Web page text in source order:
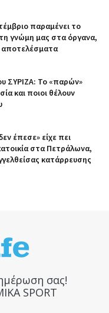
παραμένει το
γνώμη μας στα όργανα,
αποτελέσματα
ΣΥΡΙΖΑ: Το «παρών»
και ποιοι θέλουν
έπεσε» είχε πει
στα Πετράλωνα,
κατάρρευσης
σας!
SPORT